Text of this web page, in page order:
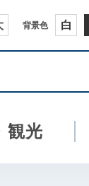
背景色 白
観光